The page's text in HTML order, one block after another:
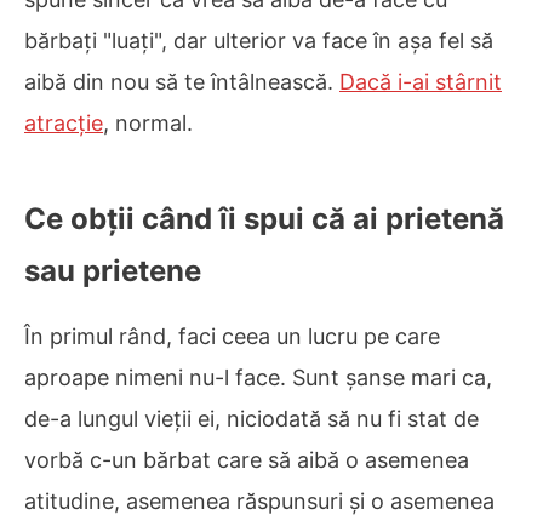
bărbați "luați", dar ulterior va face în așa fel să
aibă din nou să te întâlnească. Dacă i-ai stârnit
atracție, normal.
Ce obții când îi spui că ai prietenă
sau prietene
În primul rând, faci ceea un lucru pe care
aproape nimeni nu-l face. Sunt șanse mari ca,
de-a lungul vieții ei, niciodată să nu fi stat de
vorbă c-un bărbat care să aibă o asemenea
atitudine, asemenea răspunsuri și o asemenea